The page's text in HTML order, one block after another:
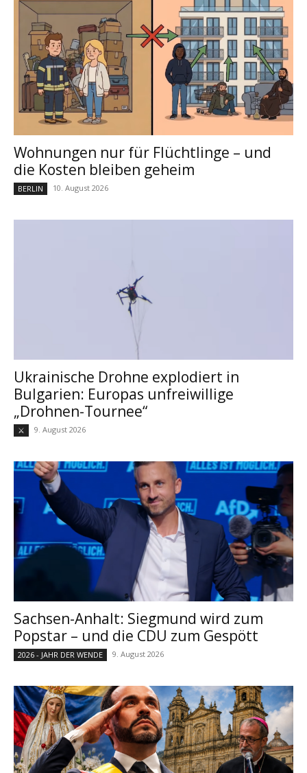
Wohnungen nur für Flüchtlinge – und
die Kosten bleiben geheim
BERLIN 10. August 2026
Ukrainische Drohne explodiert in
Bulgarien: Europas unfreiwillige
„Drohnen-Tournee“
⚔ 9. August 2026
Sachsen-Anhalt: Siegmund wird zum
Popstar – und die CDU zum Gespött
2026 - JAHR DER WENDE 9. August 2026